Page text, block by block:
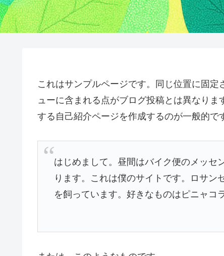
これはサンプルページです。同じ位置に固
ューに含まれる点がブログ投稿とは異なり
する自己紹介ページを作成するのが一般的で
はじめまして。昼間はバイク便のメッセ
ります。これは僕のサイトです。ロサン
を飼っています。好きなものはピニャコ